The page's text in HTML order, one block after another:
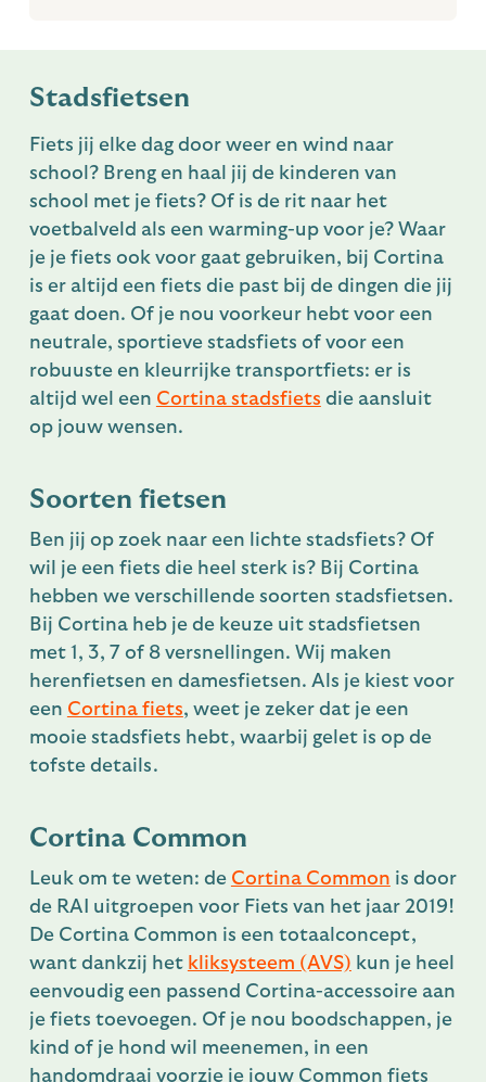
Stadsfietsen
Fiets jij elke dag door weer en wind naar
school? Breng en haal jij de kinderen van
school met je fiets? Of is de rit naar het
voetbalveld als een warming-up voor je? Waar
je je fiets ook voor gaat gebruiken, bij Cortina
is er altijd een fiets die past bij de dingen die jij
gaat doen. Of je nou voorkeur hebt voor een
neutrale, sportieve stadsfiets of voor een
robuuste en kleurrijke transportfiets: er is
altijd wel een Cortina stadsfiets die aansluit
op jouw wensen.
Soorten fietsen
Ben jij op zoek naar een lichte stadsfiets? Of
wil je een fiets die heel sterk is? Bij Cortina
hebben we verschillende soorten stadsfietsen.
Bij Cortina heb je de keuze uit stadsfietsen
met 1, 3, 7 of 8 versnellingen. Wij maken
herenfietsen en damesfietsen. Als je kiest voor
een Cortina fiets, weet je zeker dat je een
mooie stadsfiets hebt, waarbij gelet is op de
tofste details.
Cortina Common
Leuk om te weten: de Cortina Common is door
de RAI uitgroepen voor Fiets van het jaar 2019!
De Cortina Common is een totaalconcept,
want dankzij het kliksysteem (AVS) kun je heel
eenvoudig een passend Cortina-accessoire aan
je fiets toevoegen. Of je nou boodschappen, je
kind of je hond wil meenemen, in een
handomdraai voorzie je jouw Common fiets